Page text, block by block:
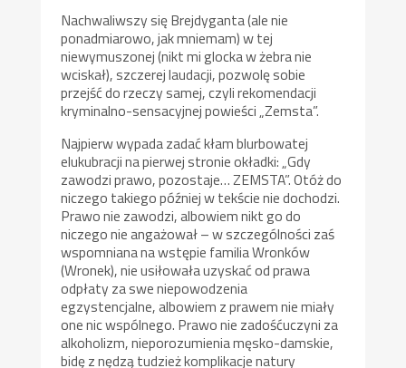
Nachwaliwszy się Brejdyganta (ale nie
ponadmiarowo, jak mniemam) w tej
niewymuszonej (nikt mi glocka w żebra nie
wciskał), szczerej laudacji, pozwolę sobie
przejść do rzeczy samej, czyli rekomendacji
kryminalno-sensacyjnej powieści „Zemsta”.
Najpierw wypada zadać kłam blurbowatej
elukubracji na pierwej stronie okładki: „Gdy
zawodzi prawo, pozostaje… ZEMSTA”. Otóż do
niczego takiego później w tekście nie dochodzi.
Prawo nie zawodzi, albowiem nikt go do
niczego nie angażował – w szczególności zaś
wspomniana na wstępie familia Wronków
(Wronek), nie usiłowała uzyskać od prawa
odpłaty za swe niepowodzenia
egzystencjalne, albowiem z prawem nie miały
one nic wspólnego. Prawo nie zadośćuczyni za
alkoholizm, nieporozumienia męsko-damskie,
bidę z nędzą tudzież komplikacje natury